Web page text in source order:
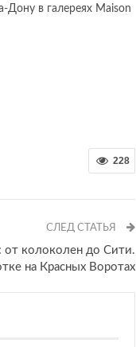
Дону в галереях Maison
228
СЛЕД СТАТЬЯ
от колоколен до Сити.
на Красных Воротах